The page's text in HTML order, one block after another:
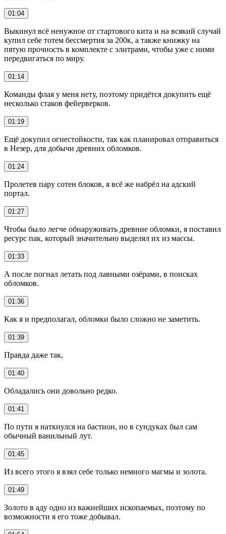
01:04
Выкинул всё ненужное от стартового кита и на всякий случай
купил себе тотем бессмертия за 200к, а также книжку на
пятую прочность в комплекте с элитрами, чтобы уже с ними
передвигаться по миру.
01:14
Команды флая у меня нету, поэтому придётся докупить ещё
несколько стаков фейерверков.
01:19
Ещё докупил огнестойкости, так как планировал отправиться
в Незер, для добычи древних обломков.
01:24
Пролетев пару сотен блоков, я всё же набрёл на адский
портал.
01:27
Чтобы было легче обнаруживать древние обломки, я поставил
ресурс пак, который значительно выделял их из массы.
01:33
А после погнал летать под лавными озёрами, в поисках
обломков.
01:36
Как я и предполагал, обломки было сложно не заметить.
01:39
Правда даже так,
01:40
Обладались они довольно редко.
01:41
По пути я наткнулся на бастион, но в сундуках был сам
обычный ванильный лут.
01:45
Из всего этого я взял себе только немного магмы и золота.
01:49
Золото в аду одно из важнейших ископаемых, поэтому по
возможности я его тоже добывал.